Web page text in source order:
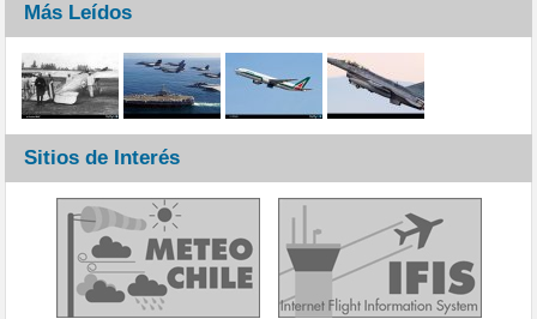
Más Leídos
Sitios de Interés